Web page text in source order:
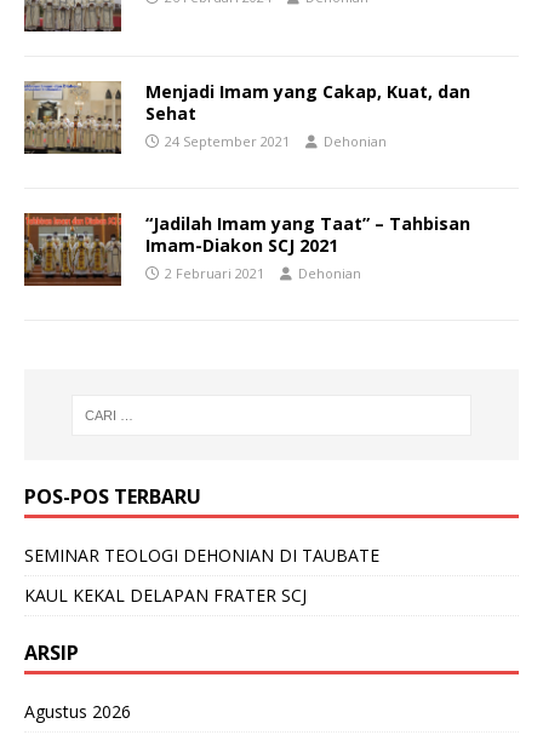
Menjadi Imam yang Cakap, Kuat, dan
Sehat
24 September 2021 Dehonian
“Jadilah Imam yang Taat” – Tahbisan
Imam-Diakon SCJ 2021
2 Februari 2021 Dehonian
POS-POS TERBARU
SEMINAR TEOLOGI DEHONIAN DI TAUBATE
KAUL KEKAL DELAPAN FRATER SCJ
ARSIP
Agustus 2026